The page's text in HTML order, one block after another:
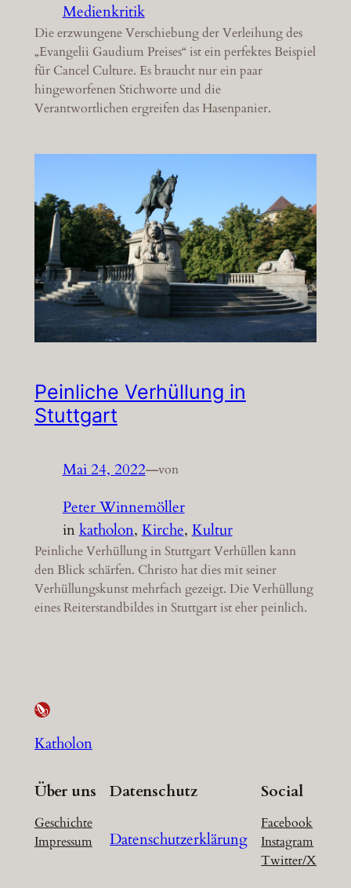
Medienkritik
Die erzwungene Verschiebung der Verleihung des
„Evangelii Gaudium Preises“ ist ein perfektes Beispiel
für Cancel Culture. Es braucht nur ein paar
hingeworfenen Stichworte und die
Verantwortlichen ergreifen das Hasenpanier.
Peinliche Verhüllung in
Stuttgart
Mai 24, 2022—von
Peter Winnemöller
inkatholon, Kirche, Kultur
Peinliche Verhüllung in Stuttgart Verhüllen kann
den Blick schärfen. Christo hat dies mit seiner
Verhüllungskunst mehrfach gezeigt. Die Verhüllung
eines Reiterstandbildes in Stuttgart ist eher peinlich.
Katholon
Über uns
Geschichte
Impressum
Datenschutz
Datenschutzerklärung
Social
Facebook
Instagram
Twitter/X